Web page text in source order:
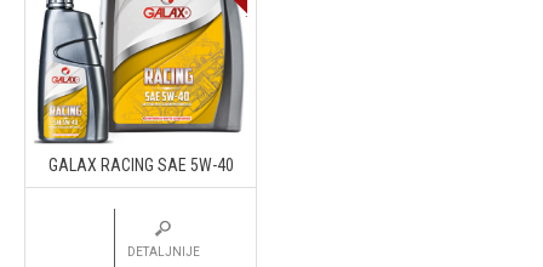
GALAX RACING SAE 5W-40
DETALJNIJE